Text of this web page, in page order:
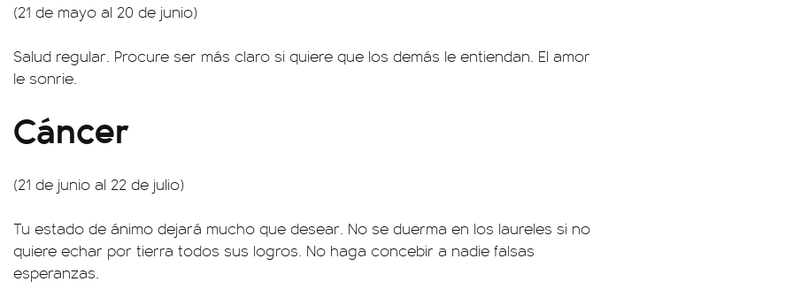
(21 de mayo al 20 de junio)
Salud regular. Procure ser más claro si quiere que los demás le entiendan. El amor
le sonrie.
Cáncer
(21 de junio al 22 de julio)
Tu estado de ánimo dejará mucho que desear. No se duerma en los laureles si no
quiere echar por tierra todos sus logros. No haga concebir a nadie falsas
esperanzas.